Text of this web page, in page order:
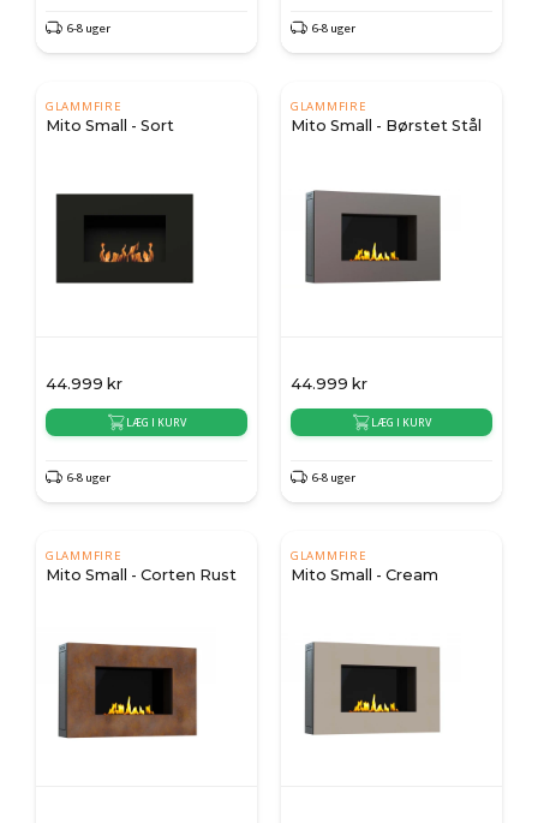
6-8 uger 6-8 uger
GLAMMFIRE
Mito Small - Sort
44.999 kr
LÆG I KURV
6-8 uger
GLAMMFIRE
Mito Small - Børstet Stål
44.999 kr
LÆG I KURV
6-8 uger
GLAMMFIRE
Mito Small - Corten Rust
GLAMMFIRE
Mito Small - Cream